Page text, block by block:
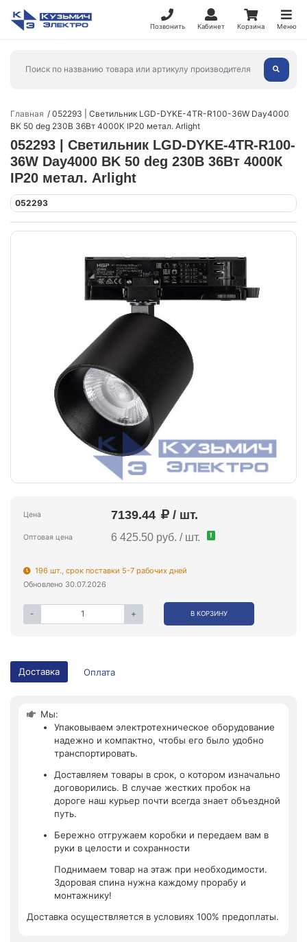
Позвонить Кабинет Корзина Меню
Главная
052293 | Светильник LGD-DYKE-4TR-R100-36W Day4000
BK 50 deg 230В 36Вт 4000К IP20 метал. Arlight
052293 | Светильник LGD-DYKE-4TR-R100-
36W Day4000 BK 50 deg 230В 36Вт 4000К
IP20 метал. Arlight
052293
Цена 7139.44 / шт.
Оптовая цена 6 425.50 руб. / шт. !
196 шт., срок поставки 5-7 рабочих дней
Обновлено 30.07.2026
- + В КОРЗИНУ
Доставка Оплата
Мы:
Упаковываем электротехническое оборудование
надежно и компактно, чтобы его было удобно
транспортировать.
Доставляем товары в срок, о котором изначально
договорились. В случае жестких пробок на
дороге наш курьер почти всегда знает объездной
путь.
Бережно отгружаем коробки и передаем вам в
руки в целости и сохранности
Поднимаем товар на этаж при необходимости.
Здоровая спина нужна каждому прорабу и
монтажнику!
Доставка осуществляется в условиях 100% предоплаты.